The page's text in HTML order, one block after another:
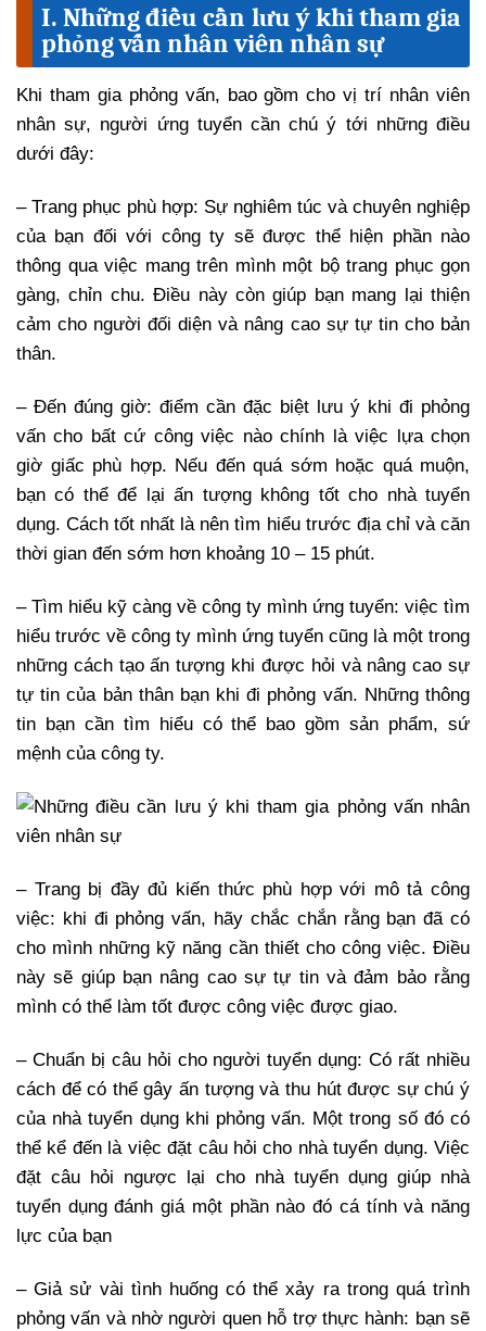
I. Những điều cần lưu ý khi tham gia
phỏng vấn nhân viên nhân sự
Khi tham gia phỏng vấn, bao gồm cho vị trí nhân viên
nhân sự, người ứng tuyển cần chú ý tới những điều
dưới đây:
– Trang phục phù hợp: Sự nghiêm túc và chuyên nghiệp
của bạn đối với công ty sẽ được thể hiện phần nào
thông qua việc mang trên mình một bộ trang phục gọn
gàng, chỉn chu. Điều này còn giúp bạn mang lại thiện
cảm cho người đối diện và nâng cao sự tự tin cho bản
thân.
– Đến đúng giờ: điểm cần đặc biệt lưu ý khi đi phỏng
vấn cho bất cứ công việc nào chính là việc lựa chọn
giờ giấc phù hợp. Nếu đến quá sớm hoặc quá muộn,
bạn có thể để lại ấn tượng không tốt cho nhà tuyển
dụng. Cách tốt nhất là nên tìm hiểu trước địa chỉ và căn
thời gian đến sớm hơn khoảng 10 – 15 phút.
– Tìm hiểu kỹ càng về công ty mình ứng tuyển: việc tìm
hiểu trước về công ty mình ứng tuyển cũng là một trong
những cách tạo ấn tượng khi được hỏi và nâng cao sự
tự tin của bản thân bạn khi đi phỏng vấn. Những thông
tin bạn cần tìm hiểu có thể bao gồm sản phẩm, sứ
mệnh của công ty.
– Trang bị đầy đủ kiến thức phù hợp với mô tả công
việc: khi đi phỏng vấn, hãy chắc chắn rằng bạn đã có
cho mình những kỹ năng cần thiết cho công việc. Điều
này sẽ giúp bạn nâng cao sự tự tin và đảm bảo rằng
mình có thể làm tốt được công việc được giao.
– Chuẩn bị câu hỏi cho người tuyển dụng: Có rất nhiều
cách để có thể gây ấn tượng và thu hút được sự chú ý
của nhà tuyển dụng khi phỏng vấn. Một trong số đó có
thể kể đến là việc đặt câu hỏi cho nhà tuyển dụng. Việc
đặt câu hỏi ngược lại cho nhà tuyển dụng giúp nhà
tuyển dụng đánh giá một phần nào đó cá tính và năng
lực của bạn
– Giả sử vài tình huống có thể xảy ra trong quá trình
phỏng vấn và nhờ người quen hỗ trợ thực hành: bạn sẽ